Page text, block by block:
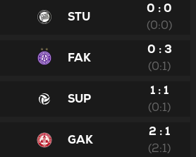
STU
0 : 0
(0:0)
FAK
0 : 3
(0:1)
SUP
1 : 1
(0:1)
GAK
2 : 1
(2:1)